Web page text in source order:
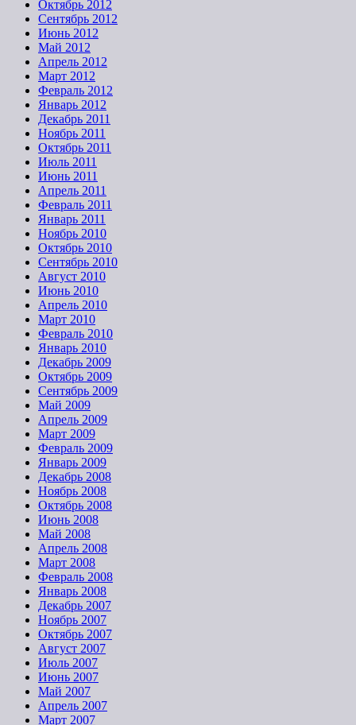
Октябрь 2012
Сентябрь 2012
Июнь 2012
Май 2012
Апрель 2012
Март 2012
Февраль 2012
Январь 2012
Декабрь 2011
Ноябрь 2011
Октябрь 2011
Июль 2011
Июнь 2011
Апрель 2011
Февраль 2011
Январь 2011
Ноябрь 2010
Октябрь 2010
Сентябрь 2010
Август 2010
Июнь 2010
Апрель 2010
Март 2010
Февраль 2010
Январь 2010
Декабрь 2009
Октябрь 2009
Сентябрь 2009
Май 2009
Апрель 2009
Март 2009
Февраль 2009
Январь 2009
Декабрь 2008
Ноябрь 2008
Октябрь 2008
Июнь 2008
Май 2008
Апрель 2008
Март 2008
Февраль 2008
Январь 2008
Декабрь 2007
Ноябрь 2007
Октябрь 2007
Август 2007
Июль 2007
Июнь 2007
Май 2007
Апрель 2007
Март 2007